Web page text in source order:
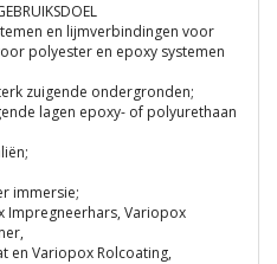
en lijmverbindingen voor
polyester en epoxy systemen
zuigende ondergronden;
lagen epoxy- of polyurethaan
immersie;
Impregneerhars, Variopox
en Variopox Rolcoating,